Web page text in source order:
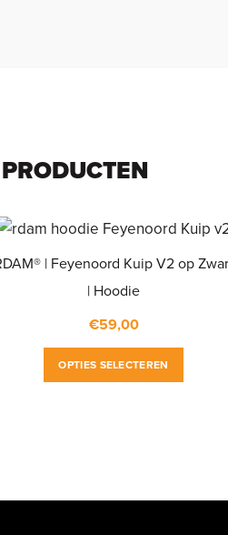
| Feyenoord Kuip V2 op
| Hoodie
€59,00
OPTIES SELECTEREN
product
optie